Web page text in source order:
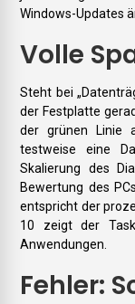
Windows-Updates
Volle
Steht bei
der Festplatte
der grünen Linie
testweise eine
Skalierung des
Bewertung des
entspricht der
10 zeigt der
Anwendungen.
Fehler: